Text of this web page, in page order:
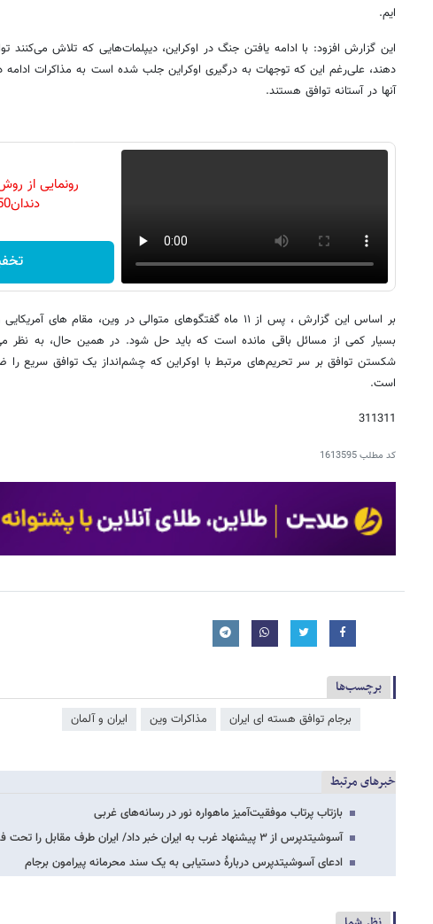
ایم.
دهند، علی‌رغم این که توجهات به درگیری اوکراین جلب شده است به مذاکرات ادامه
آنها در آستانه توافق هستند.
رونمایی از
دندان50%تخفیف🔥
بر اساس این گزارش ، پس از ۱۱ ماه گفتگوهای متوالی در وین، مقام
بسیار کمی از مسائل باقی مانده است که باید حل شود. در همین حال، به نظر
شکستن توافق بر سر تحریم‌های مرتبط با اوکراین که چشم‌انداز یک توافق سریع
است.
311311
کد مطلب1613595
برچسب‌ها
برجام توافق هسته ای ایران مذاکرات وین ایران و آلمان
خبرهای مرتبط
بازتاب پرتاب موفقیت‌آمیز ماهواره نور در رسانه‌های غربی
آسوشیتدپرس از ۳ پیشنهاد غرب به ایران خبر داد/ ایران طرف مقابل را تحت فشار قرار داده
ادعای آسوشیتدپرس دربارۀ دستیابی به یک سند محرمانه پیرامون برجام